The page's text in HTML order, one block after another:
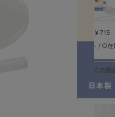
￥715
- / ○在
この製